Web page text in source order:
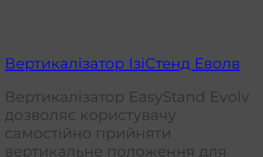
Вертикалізатор ІзіСтенд Еволв
Вертикалізатор EasyStand Evolv
дозволяє користувачу
самостійно прийняти
вертикальне положення для